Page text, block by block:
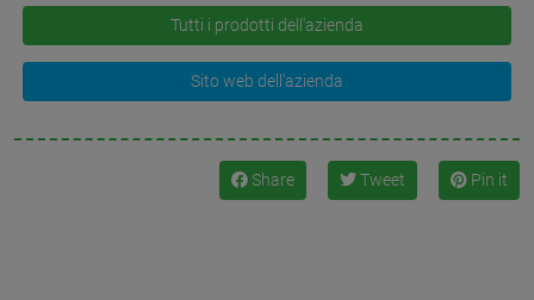
Tutti i prodotti dell'azienda
Sito web dell'azienda
Share Tweet Pin it